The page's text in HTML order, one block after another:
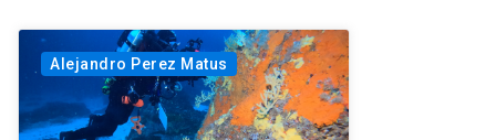
Alejandro Perez Matus